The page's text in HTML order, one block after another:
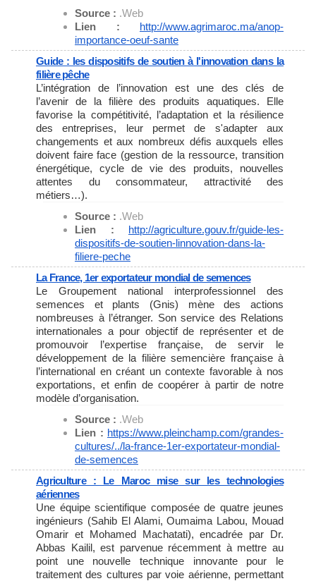
Source : .Web
Lien : http://www.agrimaroc.ma/anop-
importance-oeuf-sante
Guide : les dispositifs de soutien à l'innovation dans la
filière pêche
L’intégration de l’innovation est une des clés de
l’avenir de la filière des produits aquatiques. Elle
favorise la compétitivité, l’adaptation et la résilience
des entreprises, leur permet de s'adapter aux
changements et aux nombreux défis auxquels elles
doivent faire face (gestion de la ressource, transition
énergétique, cycle de vie des produits, nouvelles
attentes du consommateur, attractivité des
métiers…).
Source : .Web
Lien : http://agriculture.gouv.fr/guide-les-
dispositifs-de-soutien-linnovation-dans-la-
filiere-peche
La France, 1er exportateur mondial de semences
Le Groupement national interprofessionnel des
semences et plants (Gnis) mène des actions
nombreuses à l’étranger. Son service des Relations
internationales a pour objectif de représenter et de
promouvoir l’expertise française, de servir le
développement de la filière semencière française à
l’international en créant un contexte favorable à nos
exportations, et enfin de coopérer à partir de notre
modèle d’organisation.
Source : .Web
Lien : https://www.pleinchamp.com/grandes-
cultures/../la-france-1er-exportateur-mondial-
de-semences
Agriculture : Le Maroc mise sur les technologies
aériennes
Une équipe scientifique composée de quatre jeunes
ingénieurs (Sahib El Alami, Oumaima Labou, Mouad
Omarir et Mohamed Machatati), encadrée par Dr.
Abbas Kailil, est parvenue récemment à mettre au
point une nouvelle technique innovante pour le
traitement des cultures par voie aérienne, permettant